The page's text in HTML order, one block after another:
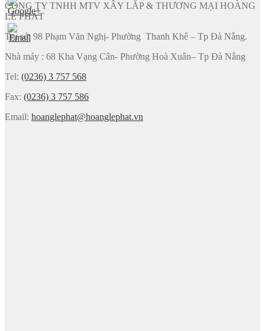
CÔNG TY TNHH MTV XÂY LẮP & THƯƠNG MẠI HOÀNG
LÊ PHÁT
Trụ sở: 98 Phạm Văn Nghị- Phường Thanh Khê – Tp Đà Nẵng.
Nhà máy : 68 Kha Vạng Cân- Phường Hoà Xuân– Tp Đà Nẵng
Tel: (0236) 3 757 568
Fax: (0236) 3 757 586
Email: hoanglephat@hoanglephat.vn